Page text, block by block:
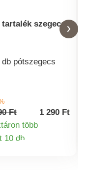
tartalék szegecs
db pótszegecs
Ft
1 290 Ft
több
10 db